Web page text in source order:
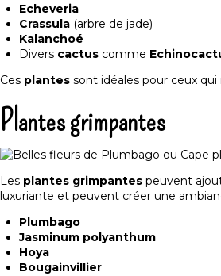
Echeveria
Crassula(arbre de jade)
Kalanchoé
Divers cactuscomme
Ces plantes sont idéales pour ceux
Plantes grimpantes
Les plantes grimpantes peuvent
luxuriante et peuvent créer une
Plumbago
Jasminum polyanthum
Hoya
Bougainvillier